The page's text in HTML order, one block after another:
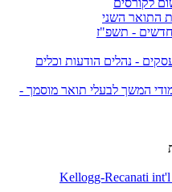
לקורסים
התואר השני
- תשפ"ז
- נהלים הודעות וכלים
המשך לבעלי תואר מוסמך -
Kellogg-Recanati